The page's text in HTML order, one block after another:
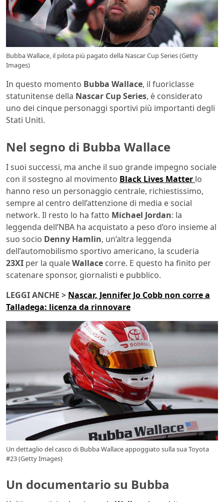
Bubba Wallace, il pilota più pagato della Nascar Cup Series (Getty
Images)
In questo momento Bubba Wallace, il fuoriclasse
statunitense della Nascar Cup Series, è considerato
uno dei cinque personaggi sportivi più importanti degli
Stati Uniti.
Nel segno di Bubba Wallace
I suoi successi, ma anche il suo grande impegno sociale
con il sostegno al movimento Black Lives Matter lo
hanno reso un personaggio centrale, richiestissimo,
sempre al centro dell’attenzione di media e social
network. Il resto lo ha fatto Michael Jordan: la
leggenda dell’NBA ha acquistato a peso d’oro insieme al
suo socio Denny Hamlin, un’altra leggenda
dell’automobilismo sportivo americano, la scuderia
23XI per la qualeWallace corre. E questo ha finito per
scatenare sponsor, giornalisti e pubblico.
LEGGI ANCHE > Nascar, Jennifer Jo Cobb non corre a
Talladega: licenza da rinnovare
Un dettaglio del casco di Bubba Wallace appoggiato sulla sua Toyota
#23 (Getty Images)
Un documentario su Bubba